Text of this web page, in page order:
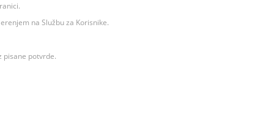
na Službu za Korisnike.
pisane potvrde.